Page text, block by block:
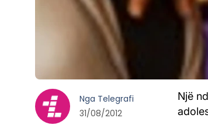
Një
Nga Telegrafi
31/08/2012